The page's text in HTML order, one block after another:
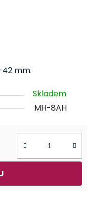
mm.
Skladem
MH-8AH